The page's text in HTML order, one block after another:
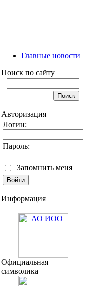
Главные новости
Поиск по сайту
Авторизация
Логин:
Пароль:
Запомнить меня
Информация
Официальная
символика